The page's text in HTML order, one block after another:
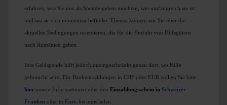
erfahren, was Sie uns als Spende geben möchten, wie umfangreich sie ist
und wo sie sich momentan befindet. Ebenso können wir Sie über die
aktuellen Bedingungen orientieren, die für die Einfuhr von Hilfsgütern
nach Rumänien gelten.
Ihre Geldspende hilft jedoch uneingeschränkt genau dort, wo Hilfe
gebraucht wird. Für Bankeinzahlungen in CHF oder EUR wollen Sie bitte
hier unsere Informationen oder den Einzahlungsschein in Schweizer
Franken oder in Euro herunterladen